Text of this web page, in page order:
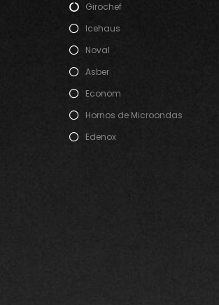
Girochef
Icehaus
Noval
Asber
Econom
Hornos de Microondas
Edenox